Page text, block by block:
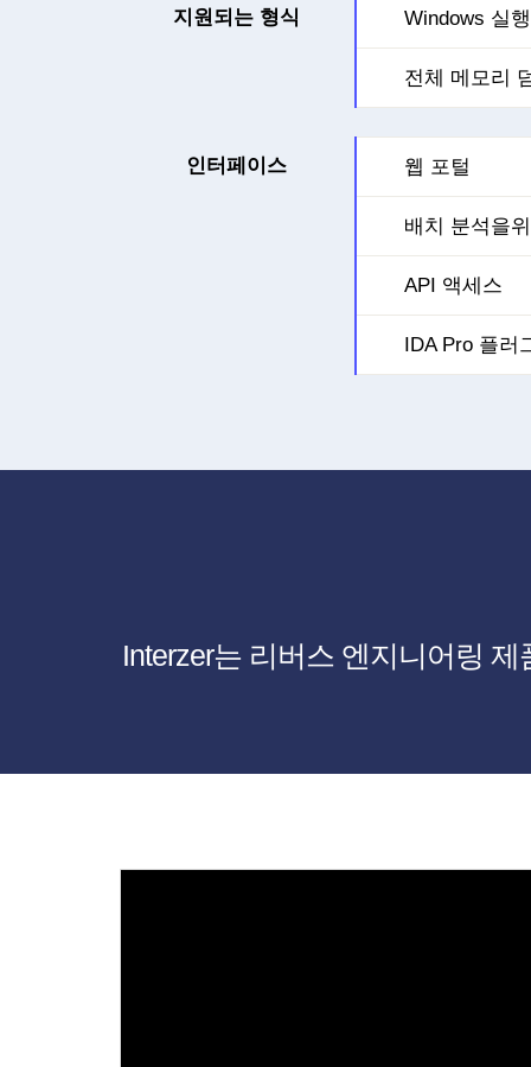
지원되는 형식 Windows 실
전체 메모리
인터페이스 웹 포털
배치 분석을
API 액세스
IDA Pro 플러
Interzer는 리버스 엔지니어링